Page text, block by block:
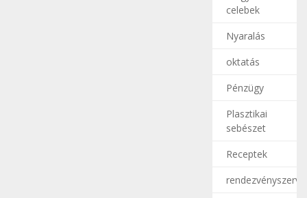
celebek
Nyaralás
oktatás
Pénzügy
Plasztikai
sebészet
Receptek